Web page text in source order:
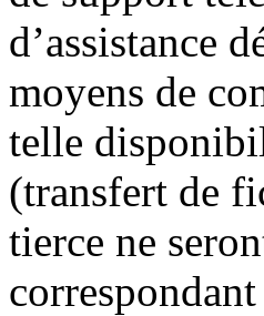
d’assistance
moyens de
telle
(transfert de
tierce ne